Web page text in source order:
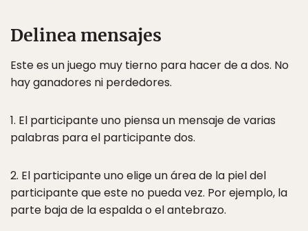
Delinea mensajes
Este es un juego muy tierno para hacer de a dos. No
hay ganadores ni perdedores.
1. El participante uno piensa un mensaje de varias
palabras para el participante dos.
2. El participante uno elige un área de la piel del
participante que este no pueda vez. Por ejemplo, la
parte baja de la espalda o el antebrazo.